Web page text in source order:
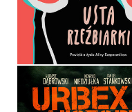
49,99 ZŁ